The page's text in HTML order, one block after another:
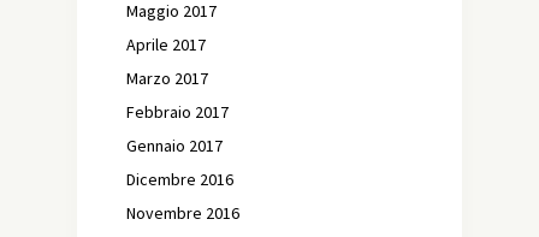
Maggio 2017
Aprile 2017
Marzo 2017
Febbraio 2017
Gennaio 2017
Dicembre 2016
Novembre 2016